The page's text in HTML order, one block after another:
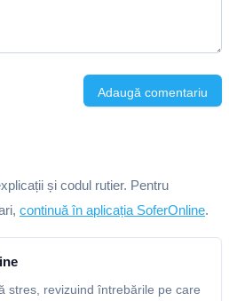
Adaugă comentariu
și codul rutier. Pentru
continuă în aplicația SoferOnline.
stres, revizuind întrebările pe care